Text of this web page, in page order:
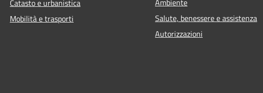
Catasto e urbanistica
Mobilità e trasporti
Salute, benessere e assistenza
Autorizzazioni